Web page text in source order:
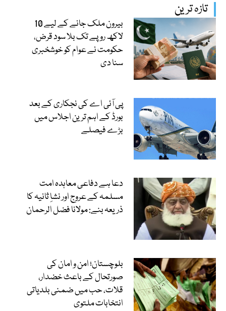
تازہ ترین
بیرون ملک جانے کے لیے 10
لاکھ روپے تک بلا سود قرض،
حکومت نے عوام کو خوشخبری
سنا دی
پی آئی اے کی نجکاری کے بعد
بورڈ کے اہم ترین اجلاس میں
بڑے فیصلے
دعا ہے دفاعی معاہدہ امت
مسلمہ کے عروج اور نشاِ ثانیہ کا
ذریعہ بنے: مولانا فضل الرحمان
بلوچستان؛ امن و امان کی
صورتحال کے باعث خضدار،
قلات، حب میں ضمنی بلدیاتی
انتخابات ملتوی